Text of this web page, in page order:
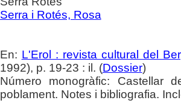
Serra i Rotés, Rosa
En: L'Erol : revista cultural del
1992), p. 19-23 : il. (Dossier)
Número monogràfic:
poblament. Notes i bibliografia.